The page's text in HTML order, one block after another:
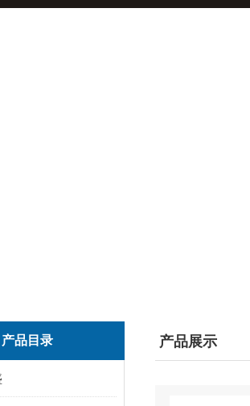
产品目录 产品展示